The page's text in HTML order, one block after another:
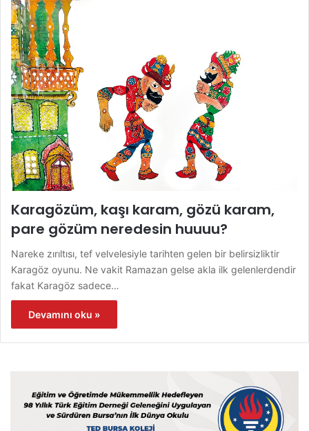
Karagözüm, kaşı karam, gözü karam,
pare gözüm neredesin huuuu?
Nareke zırıltısı, tef velvelesiyle tarihten gelen bir belirsizliktir
Karagöz oyunu. Ne vakit Ramazan gelse akla ilk gelenlerdendir
fakat Karagöz sadece…
Devamını oku »